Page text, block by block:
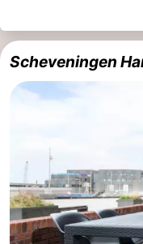
Scheveningen